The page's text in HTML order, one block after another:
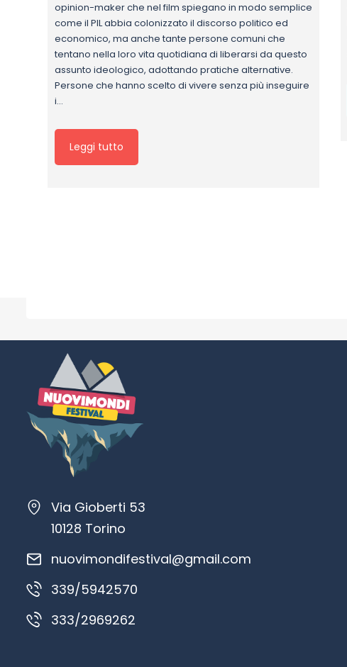
opinion-maker che nel film spiegano in modo semplice
come il PIL abbia colonizzato il discorso politico ed
economico, ma anche tante persone comuni che
tentano nella loro vita quotidiana di liberarsi da questo
assunto ideologico, adottando pratiche alternative.
Persone che hanno scelto di vivere senza più inseguire
i…
Leggi tutto
Via Gioberti 53
10128 Torino
nuovimondifestival@gmail.com
339/5942570
333/2969262